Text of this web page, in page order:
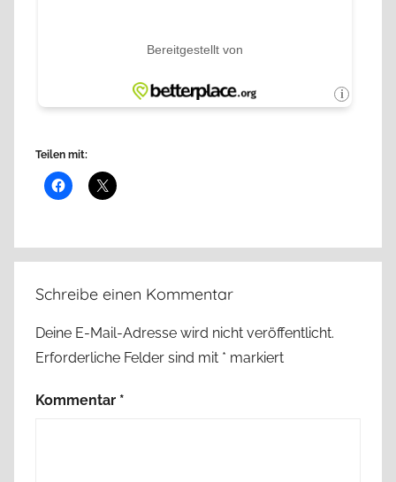
Teilen mit:
Schreibe einen Kommentar
Deine E-Mail-Adresse wird nicht veröffentlicht.
Erforderliche Felder sind mit * markiert
Kommentar *